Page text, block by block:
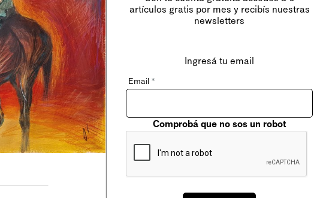
artículos gratis por mes y recibís nuestras
newsletters
Ingresá tu email
Email *
Comprobá que no sos un robot